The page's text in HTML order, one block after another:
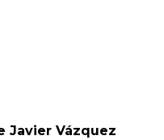
Javier Vázquez